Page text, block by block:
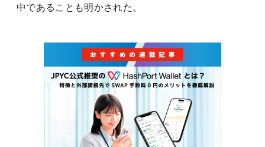
中であることも明かされた。